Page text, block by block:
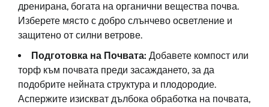
дренирана, богата на органични вещества почва.
Изберете място с добро слънчево осветление и
защитено от силни ветрове.
Подготовка на Почвата: Добавете компост или
торф към почвата преди засаждането, за да
подобрите нейната структура и плодородие.
Аспержите изискват дълбока обработка на почвата,